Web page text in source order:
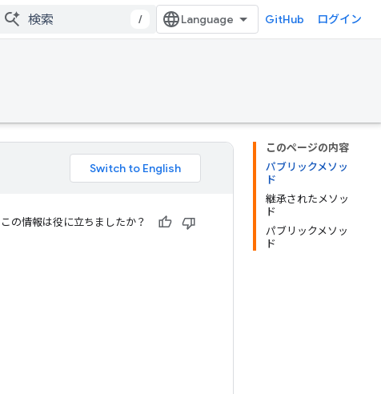
/ GitHub ログイン
このページの内容
パブリックメソッ
ド
継承されたメソッ
ド
パブリックメソッ
ド
この情報は役に立ちましたか？